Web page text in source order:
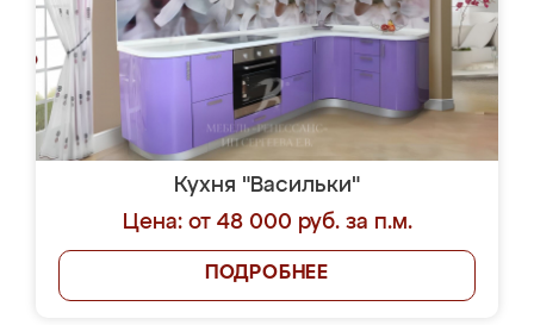
Кухня "Васильки"
Цена: от 48 000 руб. за п.м.
ПОДРОБНЕЕ